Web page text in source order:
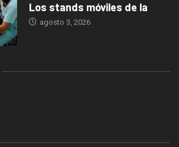
Los stands móviles de la
agosto 3, 2026